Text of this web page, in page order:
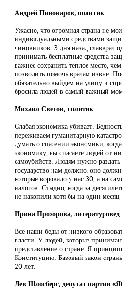
Андрей Пивоваров, политик
Ужасно, что огромная страна не
индивидуальными средствами
чиновников. 3 дня назад главврач
принимать бесплатные средства
важнее сохранить теплое место, чем
позволить помочь врачам извне.
обязательно выйдем на улицу и
бросила людей в самый важный
Михаил Светов, политик
Слабая экономика убивает.
переживаем гуманитарную
думать о спасении экономики,
экономику, вы спасаете людей от
самоубийств. Людям нужно раздать
государство нам должно, оно
которые воровало у нас 30, а на
налогов. Стыдно, когда за
не накопили хотя бы на один
Ирина Прохорова, литературовед
Все наши беды от низкого
власти. У людей, которые
представление о стране. Я
Конституцию. Базовый закон
20 лет.
Лев Шлосберг, депутат партии